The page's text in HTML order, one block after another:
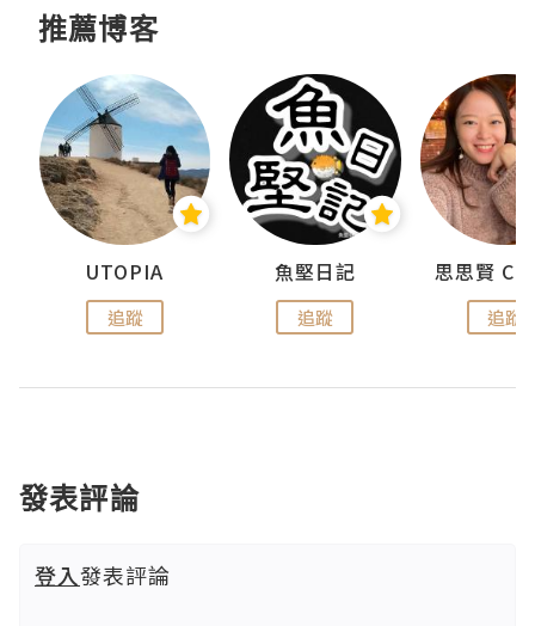
推薦博客
UTOPIA
追蹤
魚堅日記
追蹤 追蹤
發表評論
登入發表評論